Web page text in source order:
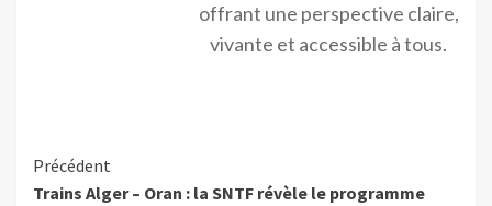
offrant une perspective claire,
vivante et accessible à tous.
Précédent
Trains Alger – Oran : la SNTF révèle le programme